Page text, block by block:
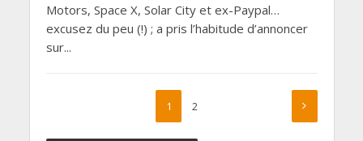
Motors, Space X, Solar City et ex-Paypal…
excusez du peu (!) ; a pris l’habitude d’annoncer
sur...
1 2